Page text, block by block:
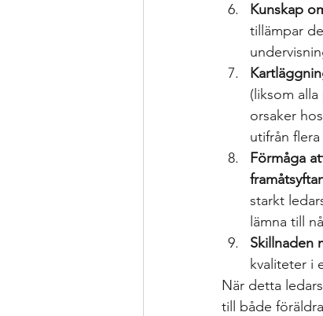
Kunskap
tillämpar
(liksom
orsaker
utifrån
Förmåga
starkt
lämna till
Skillnaden
kvaliteter i
När detta
till både